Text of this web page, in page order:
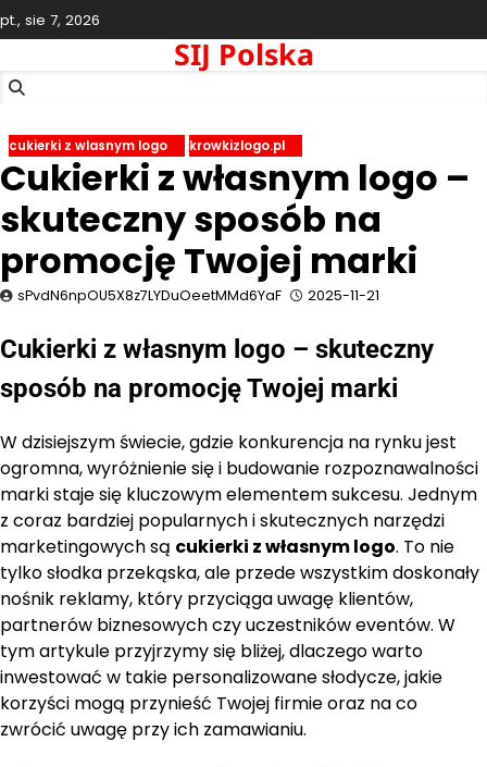
Skip
to
pt., sie 7, 2026
SIJ Polska
cukierki z wlasnym logo krowkizlogo.pl
Cukierki z własnym logo –
skuteczny sposób na
promocję Twojej marki
sPvdN6npOU5X8z7LYDuOeetMMd6YaF 2025-11-21
Cukierki z własnym logo – skuteczny
sposób na promocję Twojej marki
W dzisiejszym świecie, gdzie konkurencja na rynku jest
ogromna, wyróżnienie się i budowanie rozpoznawalności
marki staje się kluczowym elementem sukcesu. Jednym
z coraz bardziej popularnych i skutecznych narzędzi
marketingowych są cukierki z własnym logo. To nie
tylko słodka przekąska, ale przede wszystkim doskonały
nośnik reklamy, który przyciąga uwagę klientów,
partnerów biznesowych czy uczestników eventów. W
tym artykule przyjrzymy się bliżej, dlaczego warto
inwestować w takie personalizowane słodycze, jakie
korzyści mogą przynieść Twojej firmie oraz na co
zwrócić uwagę przy ich zamawianiu.